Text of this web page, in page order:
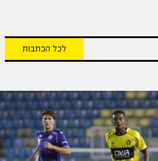
לכל הכתבות